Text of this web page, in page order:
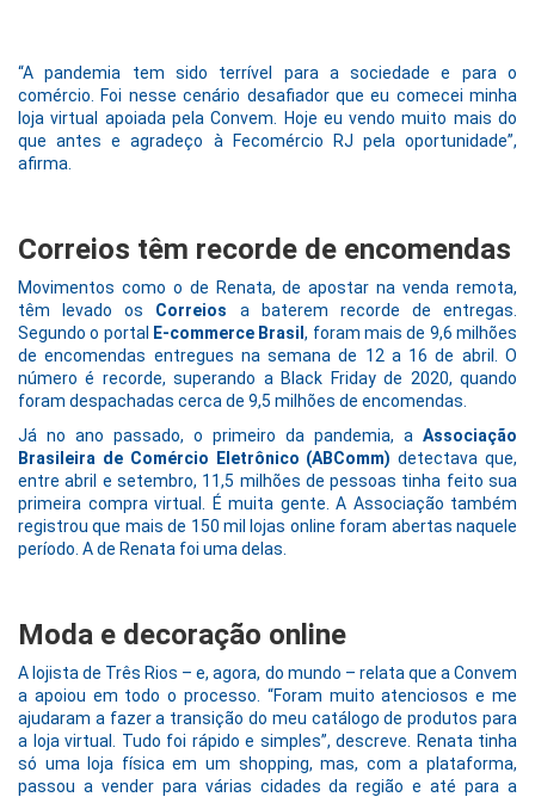
“A pandemia tem sido terrível para a sociedade e para o
comércio. Foi nesse cenário desafiador que eu comecei minha
loja virtual apoiada pela Convem. Hoje eu vendo muito mais do
que antes e agradeço à Fecomércio RJ pela oportunidade”,
afirma.
Correios têm recorde de encomendas
Movimentos como o de Renata, de apostar na venda remota,
têm levado os Correios a baterem recorde de entregas.
Segundo o portal E-commerce Brasil, foram mais de 9,6 milhões
de encomendas entregues na semana de 12 a 16 de abril. O
número é recorde, superando a Black Friday de 2020, quando
foram despachadas cerca de 9,5 milhões de encomendas.
Já no ano passado, o primeiro da pandemia, a Associação
Brasileira de Comércio Eletrônico (ABComm) detectava que,
entre abril e setembro, 11,5 milhões de pessoas tinha feito sua
primeira compra virtual. É muita gente. A Associação também
registrou que mais de 150 mil lojas online foram abertas naquele
período. A de Renata foi uma delas.
Moda e decoração online
A lojista de Três Rios – e, agora, do mundo – relata que a Convem
a apoiou em todo o processo. “Foram muito atenciosos e me
ajudaram a fazer a transição do meu catálogo de produtos para
a loja virtual. Tudo foi rápido e simples”, descreve. Renata tinha
só uma loja física em um shopping, mas, com a plataforma,
passou a vender para várias cidades da região e até para a